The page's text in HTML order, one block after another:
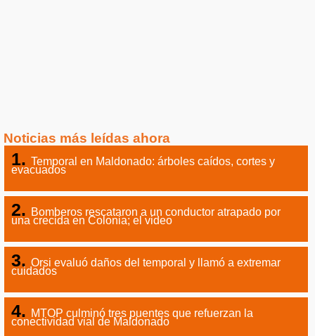
Noticias más leídas ahora
Temporal en Maldonado: árboles caídos, cortes y
evacuados
Bomberos rescataron a un conductor atrapado por
una crecida en Colonia; el video
Orsi evaluó daños del temporal y llamó a extremar
cuidados
MTOP culminó tres puentes que refuerzan la
conectividad vial de Maldonado